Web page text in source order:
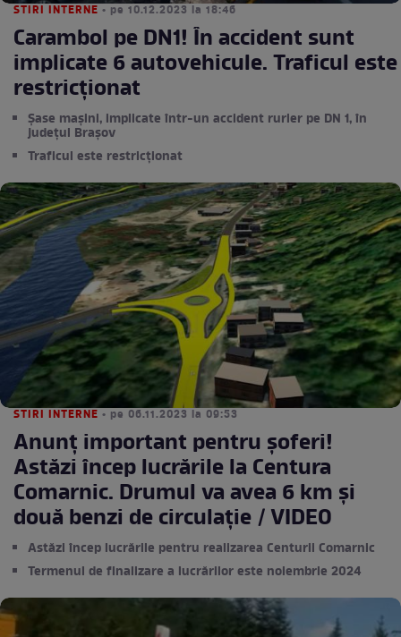
STIRI INTERNE • pe 10.12.2023 la 18:46
Carambol pe DN1! În accident sunt
implicate 6 autovehicule. Traficul este
restricţionat
Şase maşini, implicate într-un accident rurier pe DN 1, în
judeţul Braşov
Traficul este restricţionat
STIRI INTERNE • pe 06.11.2023 la 09:53
Anunț important pentru șoferi!
Astăzi încep lucrările la Centura
Comarnic. Drumul va avea 6 km şi
două benzi de circulaţie / VIDEO
Astăzi încep lucrările pentru realizarea Centurii Comarnic
Termenul de finalizare a lucrărilor este noiembrie 2024